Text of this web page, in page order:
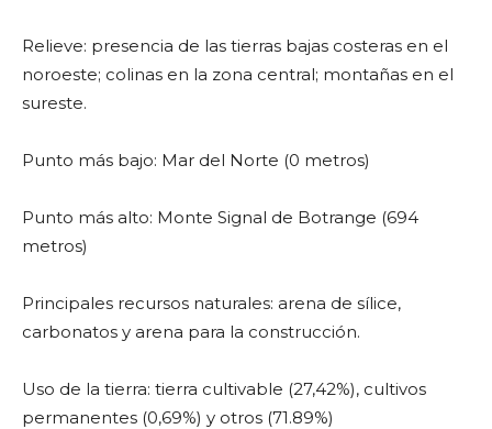
Relieve: presencia de las tierras bajas costeras en el
noroeste; colinas en la zona central; montañas en el
sureste.
Punto más bajo: Mar del Norte (0 metros)
Punto más alto: Monte Signal de Botrange (694
metros)
Principales recursos naturales: arena de sílice,
carbonatos y arena para la construcción.
Uso de la tierra: tierra cultivable (27,42%), cultivos
permanentes (0,69%) y otros (71.89%)